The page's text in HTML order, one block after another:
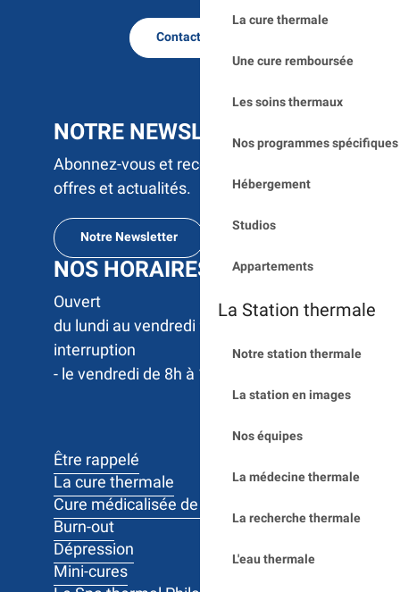
La cure thermale
Une cure remboursée
Les soins thermaux
Nos programmes
Hébergement
Studios
Appartements
La Station thermale
Notre station thermale
La station en images
Nos équipes
La médecine thermale
La recherche thermale
L'eau thermale
Contactez nous
NOTRE NEWSLETTER
Abonnez-vous et recevez par e-mail nos
offres et actualités.
Notre Newsletter
NOS HORAIRES
Ouvert
du lundi au vendredi 9h à 17h sans
interruption
- le vendredi de 8h à 12h
Être rappelé
La cure thermale
Cure médicalisée de 10 jours
Burn-out
Dépression
Mini-cures